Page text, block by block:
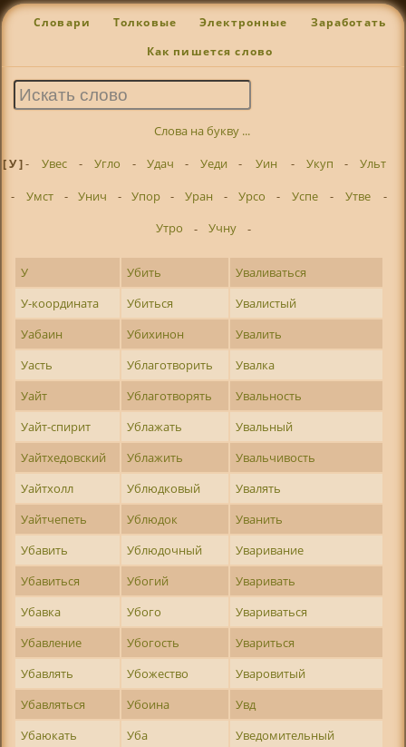
Словари Толковые Электронные Заработать
Как пишется слово
Слова на букву ...
[ У ]- Увес - Угло - Удач - Уеди - Уин - Укуп -
Ульт
-
Умст - Унич - Упор - Уран - Урсо - Успе - Утве
-
Утро
- Учну -
У Убить
Уваливаться
У-координата
Убиться
Увалистый
Уабаин
Убихинон
Увалить
Уасть
Ублаготворить
Увалка
Уайт
Ублаготворять
Увальность
Уайт-спирит
Ублажать
Увальный
Уайтхедовский
Ублажить
Увальчивость
Уайтхолл
Ублюдковый
Увалять
Уайтчепеть
Ублюдок
Уванить
Убавить
Ублюдочный
Уваривание
Убавиться
Убогий
Уваривать
Убавка
Убого
Увариваться
Убавление
Убогость
Увариться
Убавлять
Убожество
Уваровитый
Убавляться
Убоина
Увд
Убаюкать
Уба
Уведомительный